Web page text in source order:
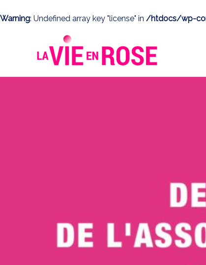
Warning: Undefined array key "license" in /htdocs/wp-
au